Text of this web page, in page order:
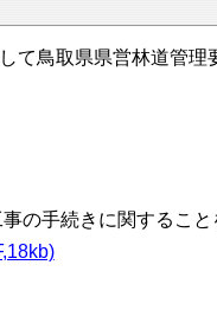
鳥取県県営林道管理
の手続きに関すること